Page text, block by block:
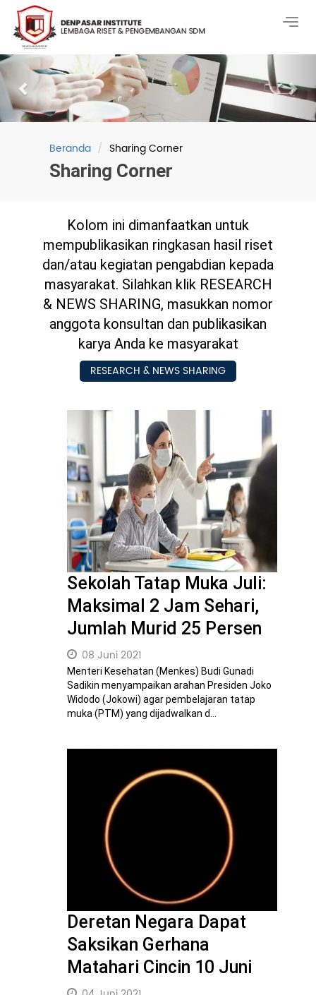
Pengembangan SDM
Previous
Beranda Sharing Corner
Sharing Corner
Kolom ini dimanfaatkan untuk
mempublikasikan ringkasan hasil riset
dan/atau kegiatan pengabdian kepada
masyarakat. Silahkan klik RESEARCH
& NEWS SHARING, masukkan nomor
anggota konsultan dan publikasikan
karya Anda ke masyarakat
RESEARCH & NEWS SHARING
Sekolah Tatap Muka Juli:
Maksimal 2 Jam Sehari,
Jumlah Murid 25 Persen
08 Juni 2021
Menteri Kesehatan (Menkes) Budi Gunadi
Sadikin menyampaikan arahan Presiden Joko
Widodo (Jokowi) agar pembelajaran tatap
muka (PTM) yang dijadwalkan d...
Deretan Negara Dapat
Saksikan Gerhana
Matahari Cincin 10 Juni